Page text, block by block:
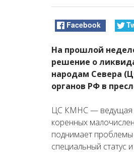
Facebook
На прошлой
решение о
народам Севера
органов РФ в
ЦС КМНС — ведущая
коренных
поднимает
специальный статус